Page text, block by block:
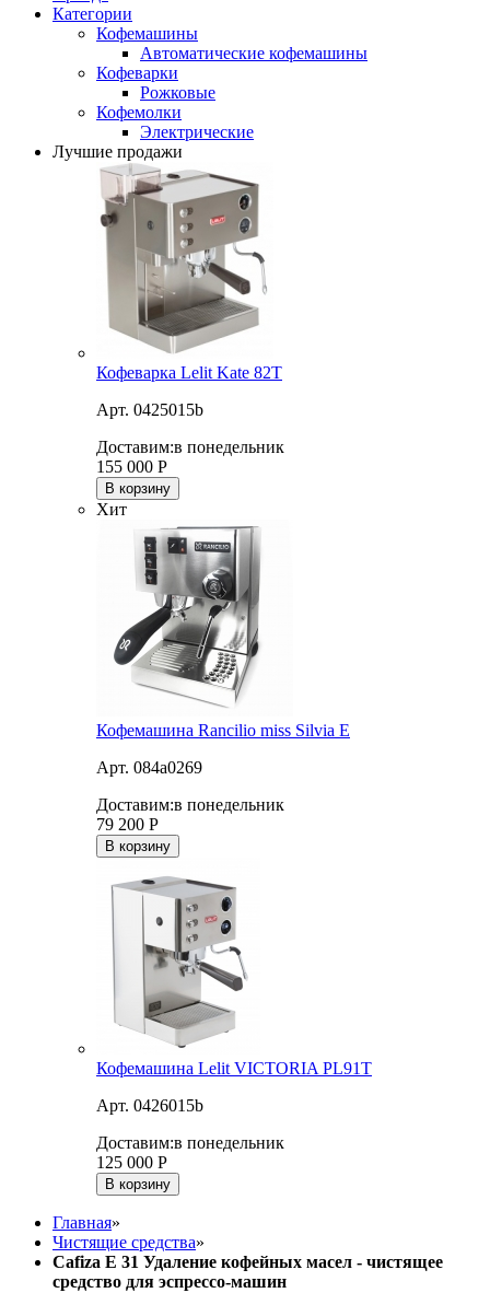
Категории
Кофемашины
Автоматические кофемашины
Кофеварки
Рожковые
Кофемолки
Электрические
Лучшие продажи
Кофеварка Lelit Kate 82T
Арт. 0425015b
Доставим:в понедельник
155 000 Р
В корзину
Хит
Кофемашина Rancilio miss Silvia E
Арт. 084a0269
Доставим:в понедельник
79 200 Р
В корзину
Кофемашина Lelit VICTORIA PL91T
Арт. 0426015b
Доставим:в понедельник
125 000 Р
В корзину
Главная»
Чистящие средства»
Cafiza E 31 Удаление кофейных масел - чистящее
средство для эспрессо-машин